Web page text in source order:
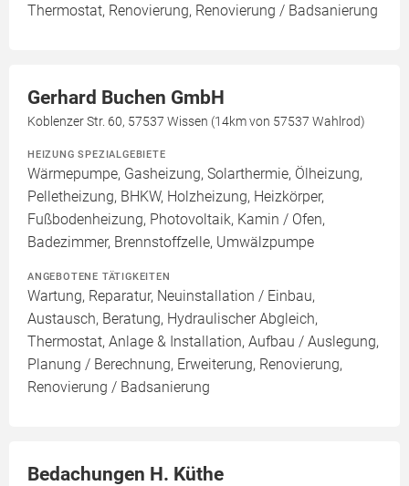
Thermostat, Renovierung, Renovierung / Badsanierung
Gerhard Buchen GmbH
Koblenzer Str. 60, 57537 Wissen (14km von 57537 Wahlrod)
HEIZUNG SPEZIALGEBIETE
Wärmepumpe, Gasheizung, Solarthermie, Ölheizung,
Pelletheizung, BHKW, Holzheizung, Heizkörper,
Fußbodenheizung, Photovoltaik, Kamin / Ofen,
Badezimmer, Brennstoffzelle, Umwälzpumpe
ANGEBOTENE TÄTIGKEITEN
Wartung, Reparatur, Neuinstallation / Einbau,
Austausch, Beratung, Hydraulischer Abgleich,
Thermostat, Anlage & Installation, Aufbau / Auslegung,
Planung / Berechnung, Erweiterung, Renovierung,
Renovierung / Badsanierung
Bedachungen H. Küthe